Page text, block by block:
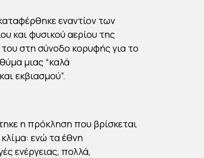
εναντίον των
και φυσικού αερίου της
στη σύνοδο κορυφής για το
μιας “καλά
εκβιασμού”.
η πρόκληση που βρίσκεται
ενώ τα έθνη
ενέργειας, πολλά,